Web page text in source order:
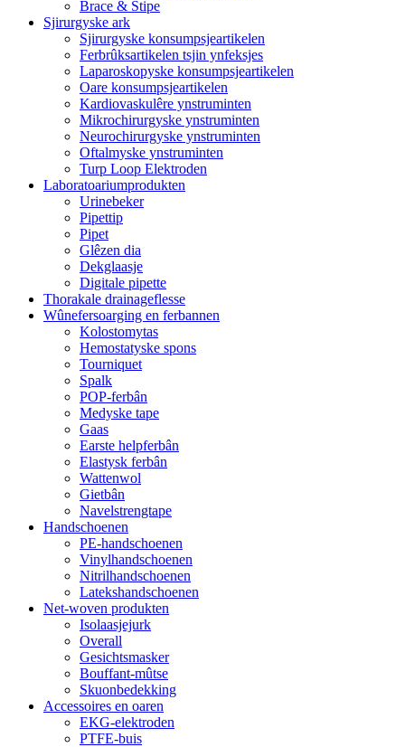
Brace & Stipe
Sjirurgyske ark
Sjirurgyske konsumpsjeartikelen
Ferbrûksartikelen tsjin ynfeksjes
Laparoskopyske konsumpsjeartikelen
Oare konsumpsjeartikelen
Kardiovaskulêre ynstruminten
Mikrochirurgyske ynstruminten
Neurochirurgyske ynstruminten
Oftalmyske ynstruminten
Turp Loop Elektroden
Laboratoariumprodukten
Urinebeker
Pipettip
Pipet
Glêzen dia
Dekglaasje
Digitale pipette
Thorakale drainageflesse
Wûnefersoarging en ferbannen
Kolostomytas
Hemostatyske spons
Tourniquet
Spalk
POP-ferbân
Medyske tape
Gaas
Earste helpferbân
Elastysk ferbân
Wattenwol
Gietbân
Navelstrengtape
Handschoenen
PE-handschoenen
Vinylhandschoenen
Nitrilhandschoenen
Latekshandschoenen
Net-woven produkten
Isolaasjejurk
Overall
Gesichtsmasker
Bouffant-mûtse
Skuonbedekking
Accessoires en oaren
EKG-elektroden
PTFE-buis